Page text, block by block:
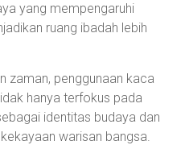
yang mempengaruhi
ruang ibadah lebih
zaman, penggunaan kaca
hanya terfokus pada
identitas budaya dan
warisan bangsa.